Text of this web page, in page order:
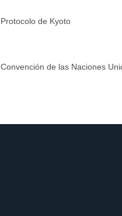
Protocolo de Kyoto
Convención de las Naciones